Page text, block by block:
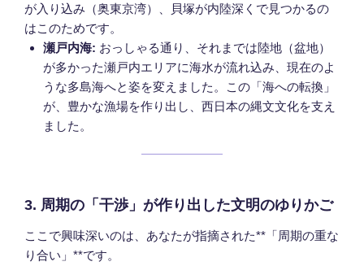
が入り込み（奥東京湾）、貝塚が内陸深くで見つかるの
はこのためです。
瀬戸内海: おっしゃる通り、それまでは陸地（盆地）
が多かった瀬戸内エリアに海水が流れ込み、現在のよ
うな多島海へと姿を変えました。この「海への転換」
が、豊かな漁場を作り出し、西日本の縄文文化を支え
ました。
3. 周期の「干渉」が作り出した文明のゆりかご
ここで興味深いのは、あなたが指摘された**「周期の重な
り合い」**です。